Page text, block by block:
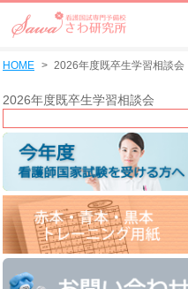
HOME 2026年度既卒生学習相談会
2026年度既卒生学習相談会